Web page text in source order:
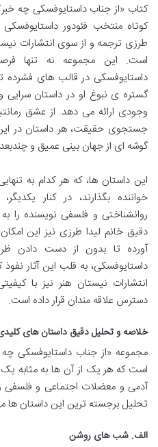
کتاب «از جناب داستایوفسکی چه
کوتاه منتخب فئودور
طرزی ترجمه و از سوی انتشارات
است. این مجموعه نه تنها
داستایوفسکی در قالب های فشرده
گستره ی نبوغ او در داستان
وجودی ارائه می دهد. از عشق
جستجوی حقیقت، هر داستان در
گوشه ای از جهان بینی عمیق و
این داستان ها، که هر کدام به
خواننده بگذارند، در کنار
روانشناختی و فلسفی نویسنده را
دقیق خانم لیدا طرزی نیز این
آورده تا بدون از دست دادن
داستایوفسکی، به قلب این آثار
انتشارات نیستان هنر نیز با
دسترس علاقه مندان قرار داده است.
خلاصه و تحلیل دقیق داستان های
مجموعه «از جناب داستایوفسکی
است که هر یک از آن ها به مثابه یک
آدمی و معضلات اجتماعی و فلسفی
تحلیل برجسته ترین این داستان ها
الف. شب های روشن